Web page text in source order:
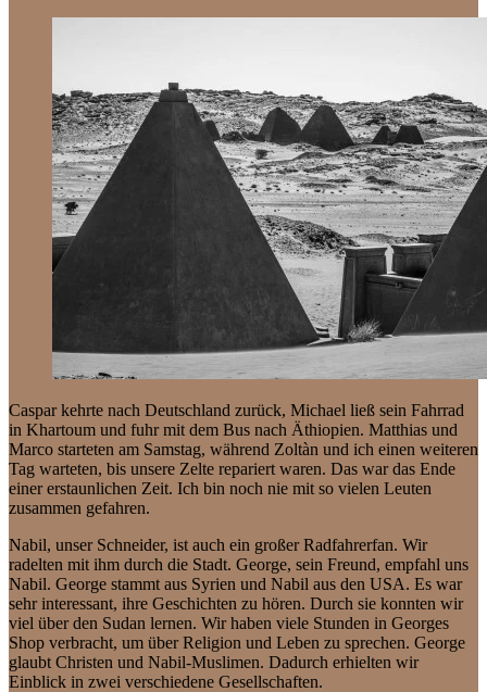
Caspar kehrte nach Deutschland zurück, Michael ließ sein Fahrrad
in Khartoum und fuhr mit dem Bus nach Äthiopien. Matthias und
Marco starteten am Samstag, während Zoltàn und ich einen weiteren
Tag warteten, bis unsere Zelte repariert waren. Das war das Ende
einer erstaunlichen Zeit. Ich bin noch nie mit so vielen Leuten
zusammen gefahren.
Nabil, unser Schneider, ist auch ein großer Radfahrerfan. Wir
radelten mit ihm durch die Stadt. George, sein Freund, empfahl uns
Nabil. George stammt aus Syrien und Nabil aus den USA. Es war
sehr interessant, ihre Geschichten zu hören. Durch sie konnten wir
viel über den Sudan lernen. Wir haben viele Stunden in Georges
Shop verbracht, um über Religion und Leben zu sprechen. George
glaubt Christen und Nabil-Muslimen. Dadurch erhielten wir
Einblick in zwei verschiedene Gesellschaften.